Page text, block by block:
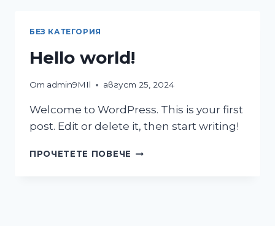
БЕЗ КАТЕГОРИЯ
Hello world!
От admin9MIl август 25, 2024
Welcome to WordPress. This is your first
post. Edit or delete it, then start writing!
ПРОЧЕТЕТЕ ПОВЕЧЕ HELLO